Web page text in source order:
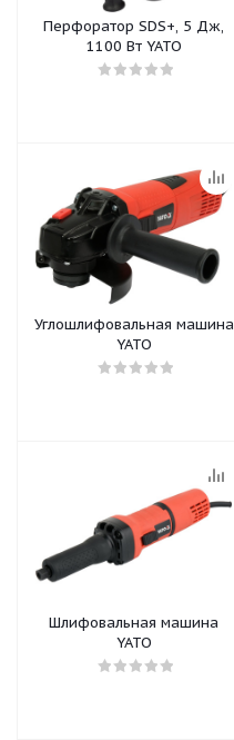
Перфоратор SDS+, 5 Дж,
1100 Вт YATO
Углошлифовальная машина
YATO
Шлифовальная машина
YATO